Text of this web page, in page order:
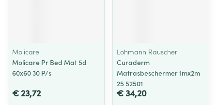
Molicare
Molicare Pr Bed Mat 5d
60x60 30 P/s
€ 23,72
Lohmann Rauscher
Curaderm
Matrasbeschermer 1mx2m
25 52501
€ 34,20